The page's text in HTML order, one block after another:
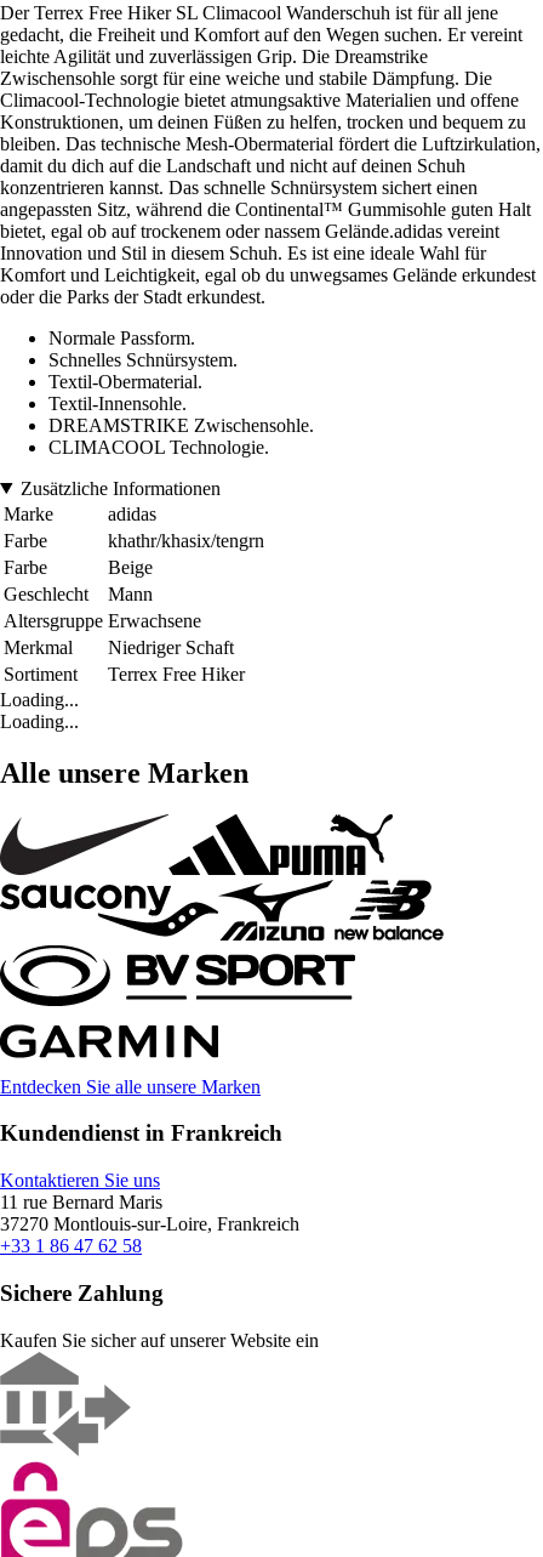
Der Terrex Free Hiker SL Climacool Wanderschuh ist für all jene
gedacht, die Freiheit und Komfort auf den Wegen suchen. Er vereint
leichte Agilität und zuverlässigen Grip. Die Dreamstrike
Zwischensohle sorgt für eine weiche und stabile Dämpfung. Die
Climacool-Technologie bietet atmungsaktive Materialien und offene
Konstruktionen, um deinen Füßen zu helfen, trocken und bequem zu
bleiben. Das technische Mesh-Obermaterial fördert die Luftzirkulation,
damit du dich auf die Landschaft und nicht auf deinen Schuh
konzentrieren kannst. Das schnelle Schnürsystem sichert einen
angepassten Sitz, während die Continental™ Gummisohle guten Halt
bietet, egal ob auf trockenem oder nassem Gelände.adidas vereint
Innovation und Stil in diesem Schuh. Es ist eine ideale Wahl für
Komfort und Leichtigkeit, egal ob du unwegsames Gelände erkundest
oder die Parks der Stadt erkundest.
Normale Passform.
Schnelles Schnürsystem.
Textil-Obermaterial.
Textil-Innensohle.
DREAMSTRIKE Zwischensohle.
CLIMACOOL Technologie.
Zusätzliche Informationen
Marke
adidas
Farbe
khathr/khasix/tengrn
Farbe
Beige
Geschlecht
Mann
Altersgruppe Erwachsene
Merkmal
Niedriger Schaft
Sortiment
Terrex Free Hiker
Loading...
Loading...
Alle unsere Marken
Entdecken Sie alle unsere Marken
Kundendienst in Frankreich
Kontaktieren Sie uns
11 rue Bernard Maris
37270 Montlouis-sur-Loire, Frankreich
+33 1 86 47 62 58
Sichere Zahlung
Kaufen Sie sicher auf unserer Website ein